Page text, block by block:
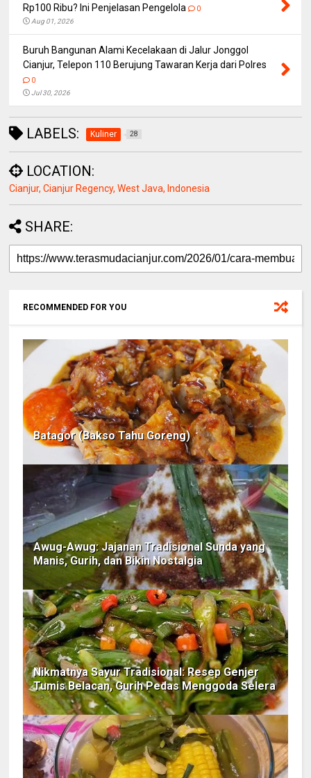
Rp100 Ribu? Ini Penjelasan Pengelola
0
Aug 01, 2026
Buruh Bangunan Alami Kecelakaan di Jalur Jonggol
Cianjur, Telepon 110 Berujung Tawaran Kerja dari Polres
0
Jul 30, 2026
LABELS: Kuliner 28
LOCATION:
Cianjur, Cianjur Regency, West Java, Indonesia
SHARE:
RECOMMENDED FOR YOU
Batagor (Bakso Tahu Goreng)
Awug-Awug: Jajanan Tradisional Sunda yang
Manis, Gurih, dan Bikin Nostalgia
Nikmatnya Sayur Tradisional: Resep Genjer
Tumis Belacan, Gurih Pedas Menggoda Selera